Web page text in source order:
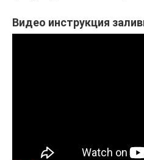
Видео инструкция